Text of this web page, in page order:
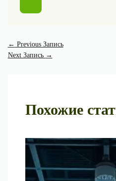
← Previous Запись
Next Запись →
Похожие